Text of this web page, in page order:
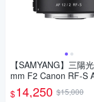
【SAMYANG】三陽
mm F2 Canon RF-S
動對焦鏡頭 公司貨
$14,250 $15,000